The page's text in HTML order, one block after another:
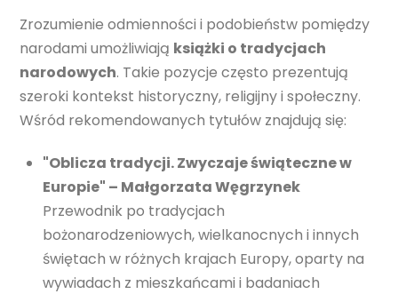
Zrozumienie odmienności i podobieństw pomiędzy
narodami umożliwiają książki o tradycjach
narodowych. Takie pozycje często prezentują
szeroki kontekst historyczny, religijny i społeczny.
Wśród rekomendowanych tytułów znajdują się:
"Oblicza tradycji. Zwyczaje świąteczne w
Europie" – Małgorzata Węgrzynek
Przewodnik po tradycjach
bożonarodzeniowych, wielkanocnych i innych
świętach w różnych krajach Europy, oparty na
wywiadach z mieszkańcami i badaniach